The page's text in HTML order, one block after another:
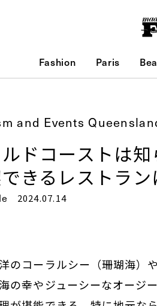
Fashion Paris
and Events
ドコーストは
きるレストラン
2024.07.14
のコーラルシー（珊瑚海）
の幸やジューシーなオージ